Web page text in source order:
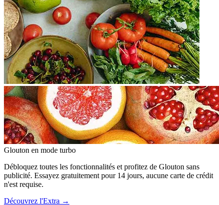
Glouton en mode turbo
Débloquez toutes les fonctionnalités et profitez de Glouton sans
publicité. Essayez gratuitement pour 14 jours, aucune carte de crédit
n'est requise.
Découvrez l'Extra →